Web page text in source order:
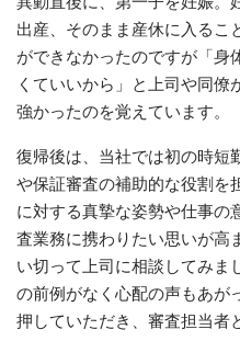
出産、そのまま産休に入るこ
ができなかったのですが「身
くていいから」と上司や同
強かったのを覚えています。
復帰後は、当社では初の時短
や保証審査の補助的な役割を
に対する真摯な姿勢や仕事の
査業務に携わりたい思いが高
い切って上司に相談してみま
の前例がなく心配の声もあが
押していただき、審査担当者